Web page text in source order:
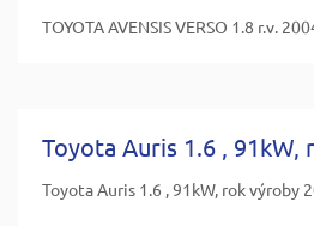
TOYOTA AVENSIS VERSO 1.8 r.v.
Toyota Auris 1.6 , 91kW,
Toyota Auris 1.6 , 91kW, rok výroby